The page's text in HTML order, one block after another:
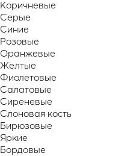
Коричневые
Серые
Синие
Розовые
Оранжевые
Желтые
Фиолетовые
Салатовые
Сиреневые
Слоновая кость
Бирюзовые
Яркие
Бордовые